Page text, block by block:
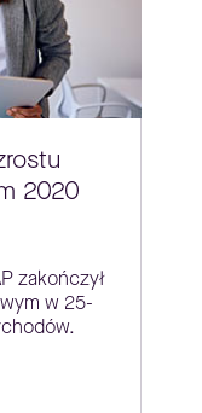
2020
zakończył
w 25-